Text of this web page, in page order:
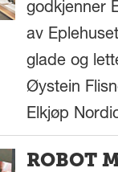
godkjenner
av
glade og
Øystein
Elkjøp
ROBOT